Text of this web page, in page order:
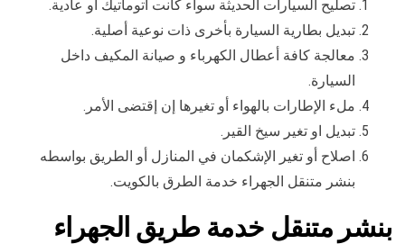
تصليح السيارات الحديثة سواء كانت أتوماتيك أو عادية.
تبديل بطارية السيارة بأخرى ذات نوعية أصلية.
معالجة كافة أعطال الكهرباء و صيانة المكيف داخل
السيارة.
ملء الإطارات بالهواء أو تغيرها إن إقتضى الأمر.
تبديل او تغير سيخ القير.
اصلاح أو تغير الإشكمان في المنازل أو الطريق بواسطه
بنشر متنقل الجهراء خدمة الطرق بالكويت.
بنشر متنقل خدمة طريق الجهراء